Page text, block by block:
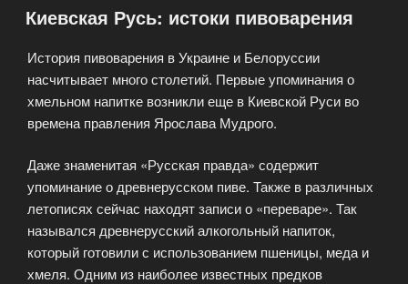
Киевская Русь: истоки пивоварения
История пивоварения в Украине и Белоруссии
насчитывает много столетий. Первые упоминания о
хмельном напитке возникли еще в Киевской Руси во
времена правления Ярослава Мудрого.
Даже знаменитая «Русская правда» содержит
упоминание о древнерусском пиве. Также в различных
летописях сейчас находят записи о «переваре». Так
назывался древнерусский алкогольный напиток,
который готовили с использованием пшеницы, меда и
хмеля. Одним из наиболее известных предков